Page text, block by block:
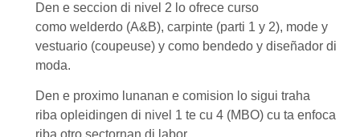
Den e seccion di nivel 2 lo ofrece curso
como welderdo (A&B), carpinte (parti 1 y 2), mode y
vestuario (coupeuse) y como bendedo y diseñador di
moda.
Den e proximo lunanan e comision lo sigui traha
riba opleidingen di nivel 1 te cu 4 (MBO) cu ta enfoca
riba otro sectornan di labor.